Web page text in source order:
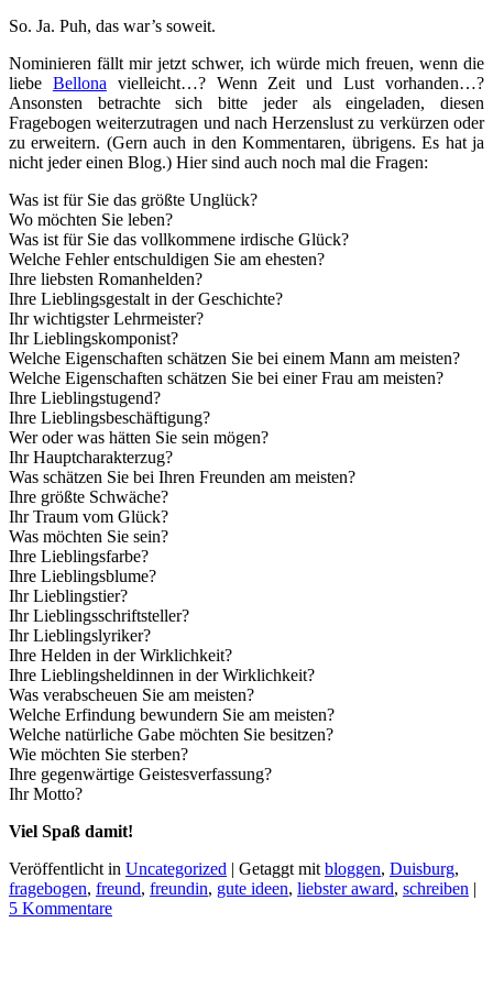
So. Ja. Puh, das war’s soweit.
Nominieren fällt mir jetzt schwer, ich würde mich freuen, wenn die
liebe Bellona vielleicht…? Wenn Zeit und Lust vorhanden…?
Ansonsten betrachte sich bitte jeder als eingeladen, diesen
Fragebogen weiterzutragen und nach Herzenslust zu verkürzen oder
zu erweitern. (Gern auch in den Kommentaren, übrigens. Es hat ja
nicht jeder einen Blog.) Hier sind auch noch mal die Fragen:
Was ist für Sie das größte Unglück?
Wo möchten Sie leben?
Was ist für Sie das vollkommene irdische Glück?
Welche Fehler entschuldigen Sie am ehesten?
Ihre liebsten Romanhelden?
Ihre Lieblingsgestalt in der Geschichte?
Ihr wichtigster Lehrmeister?
Ihr Lieblingskomponist?
Welche Eigenschaften schätzen Sie bei einem Mann am meisten?
Welche Eigenschaften schätzen Sie bei einer Frau am meisten?
Ihre Lieblingstugend?
Ihre Lieblingsbeschäftigung?
Wer oder was hätten Sie sein mögen?
Ihr Hauptcharakterzug?
Was schätzen Sie bei Ihren Freunden am meisten?
Ihre größte Schwäche?
Ihr Traum vom Glück?
Was möchten Sie sein?
Ihre Lieblingsfarbe?
Ihre Lieblingsblume?
Ihr Lieblingstier?
Ihr Lieblingsschriftsteller?
Ihr Lieblingslyriker?
Ihre Helden in der Wirklichkeit?
Ihre Lieblingsheldinnen in der Wirklichkeit?
Was verabscheuen Sie am meisten?
Welche Erfindung bewundern Sie am meisten?
Welche natürliche Gabe möchten Sie besitzen?
Wie möchten Sie sterben?
Ihre gegenwärtige Geistesverfassung?
Ihr Motto?
Viel Spaß damit!
Veröffentlicht in Uncategorized | Getaggt mit bloggen, Duisburg,
fragebogen, freund, freundin, gute ideen, liebster award, schreiben |
5 Kommentare